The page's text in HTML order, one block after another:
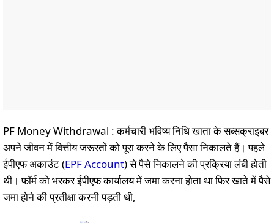
PF Money Withdrawal : कर्मचारी भविष्य निधि खाता के सब्सक्राइबर
अपने जीवन में वित्तीय जरूरतों को पूरा करने के लिए पैसा निकालते हैं। पहले
ईपीएफ अकाउंट (EPF Account) से पैसे निकालने की प्रक्रिया लंबी होती
थी। फॉर्म को भरकर ईपीएफ कार्यालय में जमा करना होता था फिर खाते में पैसे
जमा होने की प्रतीक्षा करनी पड़ती थी,